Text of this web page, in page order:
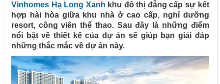
Vinhomes Hạ Long Xanh khu đô thị đẳng cấp sự kết
hợp hài hòa giữa khu nhà ở cao cấp, nghỉ dưỡng
resort, công viên thể thao. Sau đây là những điểm
nổi bật về thiết kế của dự án sẽ giúp bạn giải đáp
những thắc mắc về dự án này.